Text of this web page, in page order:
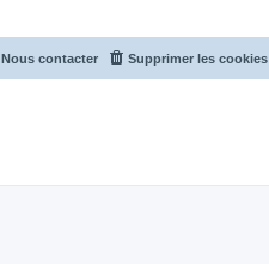
Supprimer les cookies
Nous contacter